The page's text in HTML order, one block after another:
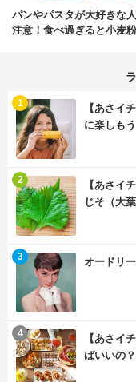
パンやパスタが大好きな
注意！食べ過ぎると小麦
【あさイ
に楽しもう
1
【あさイ
じそ（大
2
オードリ
3
【あさイ
ばいいの
4